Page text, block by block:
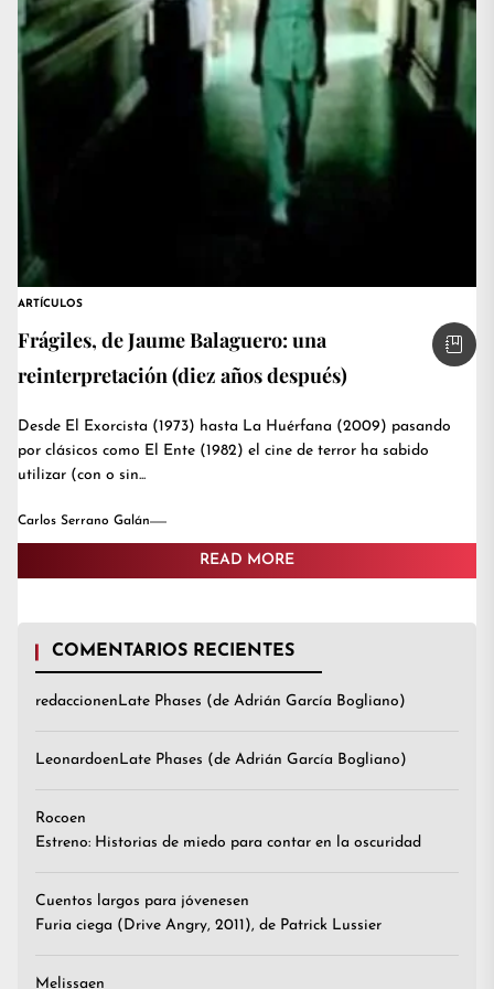
ARTÍCULOS
Frágiles, de Jaume Balaguero: una
reinterpretación (diez años después)
Desde El Exorcista (1973) hasta La Huérfana (2009) pasando
por clásicos como El Ente (1982) el cine de terror ha sabido
utilizar (con o sin...
Carlos Serrano Galán
READ MORE
COMENTARIOS RECIENTES
redaccionenLate Phases (de Adrián García Bogliano)
LeonardoenLate Phases (de Adrián García Bogliano)
Rocoen
Estreno: Historias de miedo para contar en la oscuridad
Cuentos largos para jóvenesen
Furia ciega (Drive Angry, 2011), de Patrick Lussier
Melissaen